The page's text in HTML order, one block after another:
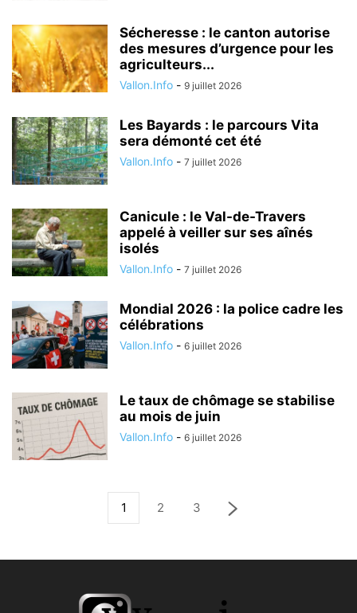
Sécheresse : le canton autorise
des mesures d’urgence pour les
agriculteurs...
Vallon.Info - 9 juillet 2026
Les Bayards : le parcours Vita
sera démonté cet été
Vallon.Info - 7 juillet 2026
Canicule : le Val-de-Travers
appelé à veiller sur ses aînés
isolés
Vallon.Info - 7 juillet 2026
Mondial 2026 : la police cadre les
célébrations
Vallon.Info - 6 juillet 2026
Le taux de chômage se stabilise
au mois de juin
Vallon.Info - 6 juillet 2026
1 2 3